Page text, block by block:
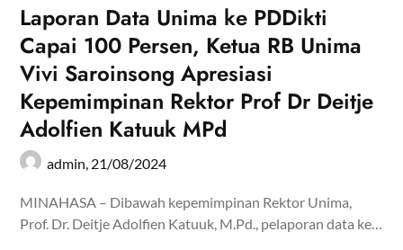
Laporan Data Unima ke PDDikti
Capai 100 Persen, Ketua RB Unima
Vivi Saroinsong Apresiasi
Kepemimpinan Rektor Prof Dr Deitje
Adolfien Katuuk MPd
admin, 21/08/2024
MINAHASA – Dibawah kepemimpinan Rektor Unima,
Prof. Dr. Deitje Adolfien Katuuk, M.Pd., pelaporan data ke…